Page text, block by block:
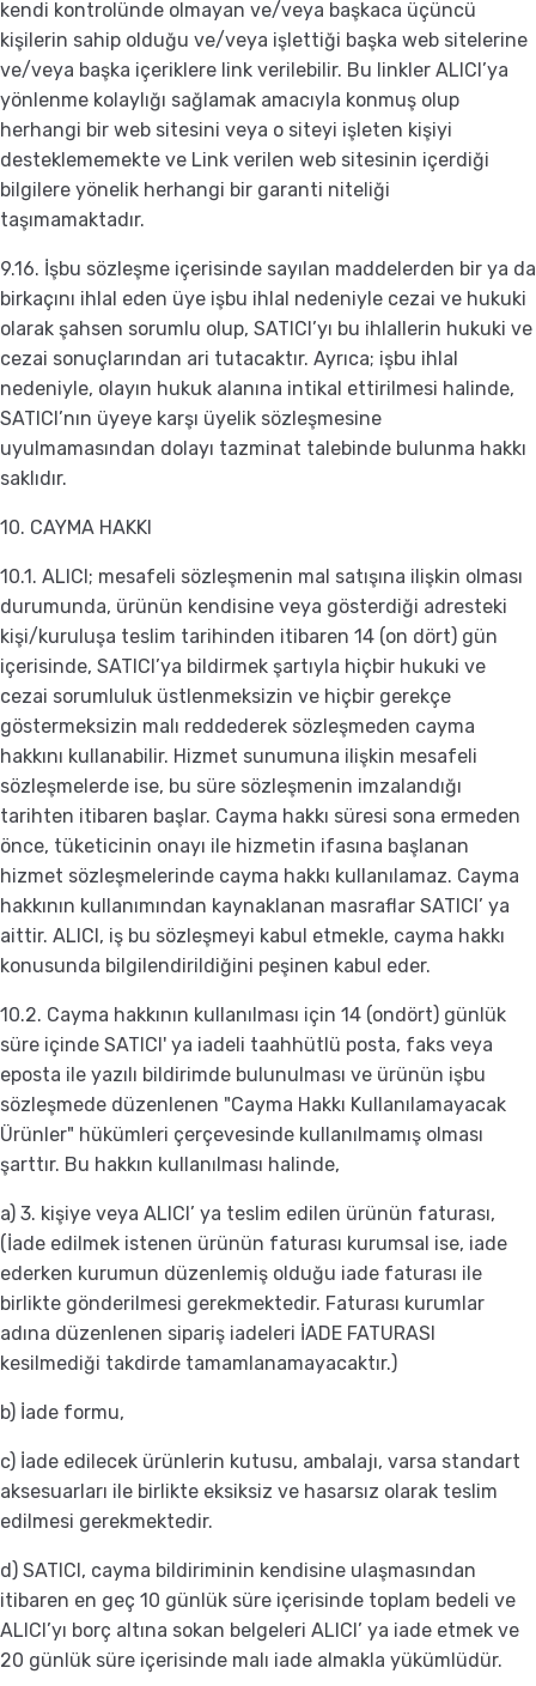
kendi kontrolünde olmayan ve/veya başkaca üçüncü
kişilerin sahip olduğu ve/veya işlettiği başka web sitelerine
ve/veya başka içeriklere link verilebilir. Bu linkler ALICI’ya
yönlenme kolaylığı sağlamak amacıyla konmuş olup
herhangi bir web sitesini veya o siteyi işleten kişiyi
desteklememekte ve Link verilen web sitesinin içerdiği
bilgilere yönelik herhangi bir garanti niteliği
taşımamaktadır.
9.16. İşbu sözleşme içerisinde sayılan maddelerden bir ya da
birkaçını ihlal eden üye işbu ihlal nedeniyle cezai ve hukuki
olarak şahsen sorumlu olup, SATICI’yı bu ihlallerin hukuki ve
cezai sonuçlarından ari tutacaktır. Ayrıca; işbu ihlal
nedeniyle, olayın hukuk alanına intikal ettirilmesi halinde,
SATICI’nın üyeye karşı üyelik sözleşmesine
uyulmamasından dolayı tazminat talebinde bulunma hakkı
saklıdır.
10. CAYMA HAKKI
10.1. ALICI; mesafeli sözleşmenin mal satışına ilişkin olması
durumunda, ürünün kendisine veya gösterdiği adresteki
kişi/kuruluşa teslim tarihinden itibaren 14 (on dört) gün
içerisinde, SATICI’ya bildirmek şartıyla hiçbir hukuki ve
cezai sorumluluk üstlenmeksizin ve hiçbir gerekçe
göstermeksizin malı reddederek sözleşmeden cayma
hakkını kullanabilir. Hizmet sunumuna ilişkin mesafeli
sözleşmelerde ise, bu süre sözleşmenin imzalandığı
tarihten itibaren başlar. Cayma hakkı süresi sona ermeden
önce, tüketicinin onayı ile hizmetin ifasına başlanan
hizmet sözleşmelerinde cayma hakkı kullanılamaz. Cayma
hakkının kullanımından kaynaklanan masraflar SATICI’ ya
aittir. ALICI, iş bu sözleşmeyi kabul etmekle, cayma hakkı
konusunda bilgilendirildiğini peşinen kabul eder.
10.2. Cayma hakkının kullanılması için 14 (ondört) günlük
süre içinde SATICI' ya iadeli taahhütlü posta, faks veya
eposta ile yazılı bildirimde bulunulması ve ürünün işbu
sözleşmede düzenlenen "Cayma Hakkı Kullanılamayacak
Ürünler" hükümleri çerçevesinde kullanılmamış olması
şarttır. Bu hakkın kullanılması halinde,
a) 3. kişiye veya ALICI’ ya teslim edilen ürünün faturası,
(İade edilmek istenen ürünün faturası kurumsal ise, iade
ederken kurumun düzenlemiş olduğu iade faturası ile
birlikte gönderilmesi gerekmektedir. Faturası kurumlar
adına düzenlenen sipariş iadeleri İADE FATURASI
kesilmediği takdirde tamamlanamayacaktır.)
b) İade formu,
c) İade edilecek ürünlerin kutusu, ambalajı, varsa standart
aksesuarları ile birlikte eksiksiz ve hasarsız olarak teslim
edilmesi gerekmektedir.
d) SATICI, cayma bildiriminin kendisine ulaşmasından
itibaren en geç 10 günlük süre içerisinde toplam bedeli ve
ALICI’yı borç altına sokan belgeleri ALICI’ ya iade etmek ve
20 günlük süre içerisinde malı iade almakla yükümlüdür.